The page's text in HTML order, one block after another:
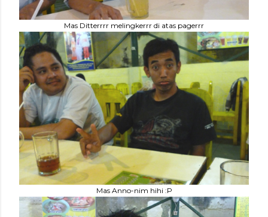
Mas Ditterrrr melingkerrr di atas pagerrr
Mas Anno-nim hihi :P